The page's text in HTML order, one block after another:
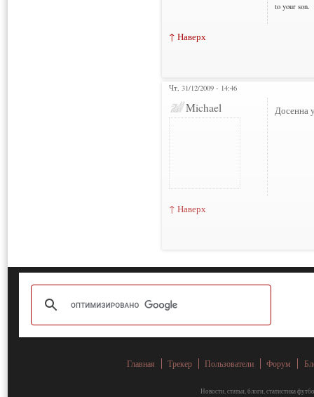
to your son.
↑ Наверх
Чт, 31/12/2009 - 14:46
Michael Досенна
↑ Наверх
Главная Трекер Пользователи Форум
Новости, статьи, блоги, статистика